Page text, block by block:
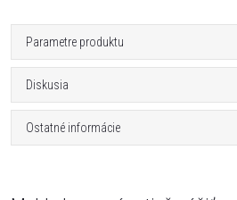
Parametre produktu
Diskusia
Ostatné informácie